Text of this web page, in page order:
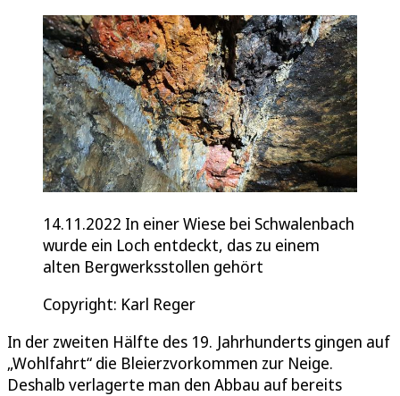
14.11.2022 In einer Wiese bei Schwalenbach
wurde ein Loch entdeckt, das zu einem
alten Bergwerksstollen gehört
Copyright: Karl Reger
In der zweiten Hälfte des 19. Jahrhunderts gingen auf
„Wohlfahrt“ die Bleierzvorkommen zur Neige.
Deshalb verlagerte man den Abbau auf bereits